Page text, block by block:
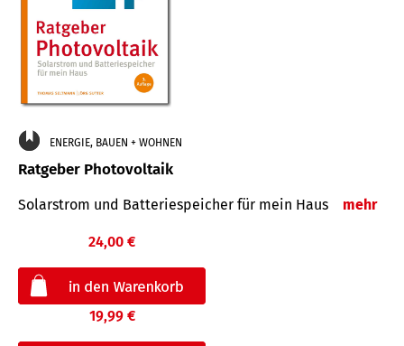
ENERGIE, BAUEN + WOHNEN
Ratgeber Photovoltaik
Solarstrom und Batteriespeicher für mein Haus mehr
24,00 €
19,99 €